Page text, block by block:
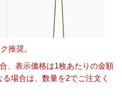
推奨。
、表示価格は1枚あたりの金額
場合は、数量を2でご注文く